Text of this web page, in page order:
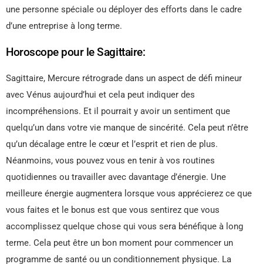
une personne spéciale ou déployer des efforts dans le cadre
d’une entreprise à long terme.
Horoscope pour le Sagittaire:
Sagittaire, Mercure rétrograde dans un aspect de défi mineur
avec Vénus aujourd’hui et cela peut indiquer des
incompréhensions. Et il pourrait y avoir un sentiment que
quelqu’un dans votre vie manque de sincérité. Cela peut n’être
qu’un décalage entre le cœur et l’esprit et rien de plus.
Néanmoins, vous pouvez vous en tenir à vos routines
quotidiennes ou travailler avec davantage d’énergie. Une
meilleure énergie augmentera lorsque vous apprécierez ce que
vous faites et le bonus est que vous sentirez que vous
accomplissez quelque chose qui vous sera bénéfique à long
terme. Cela peut être un bon moment pour commencer un
programme de santé ou un conditionnement physique. La